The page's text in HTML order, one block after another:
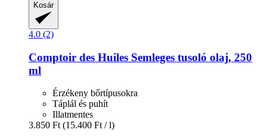
Kosár
4.0 (2)
Comptoir des Huiles Semleges tusoló olaj, 250
ml
Érzékeny bőrtípusokra
Táplál és puhít
Illatmentes
3.850 Ft (15.400 Ft / l)